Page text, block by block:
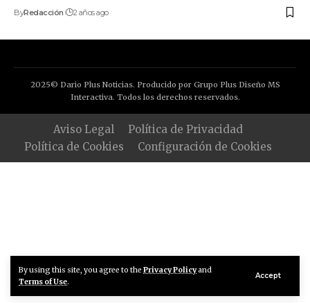
By using this site, you agree to the Privacy Policyand
Terms of Use.
Accept
ByRedacción 2 años ago
2025© Dario Plus Noticias. Producido por Grupo Plus Diseño MS
Interactiva. Todos los derechos reservados.
Aviso Legal
Política de Privacidad
Política de Cookies
Configuración de Cookies